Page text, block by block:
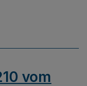
vom